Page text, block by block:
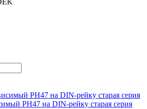
РН47 на DIN-рейку старая серия